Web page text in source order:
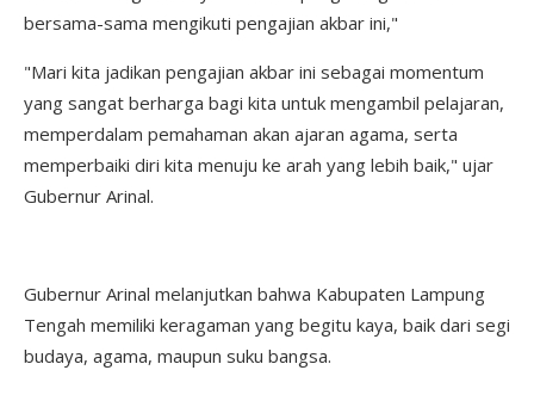
bersama-sama mengikuti pengajian akbar ini,"
"Mari kita jadikan pengajian akbar ini sebagai momentum
yang sangat berharga bagi kita untuk mengambil pelajaran,
memperdalam pemahaman akan ajaran agama, serta
memperbaiki diri kita menuju ke arah yang lebih baik," ujar
Gubernur Arinal.
Gubernur Arinal melanjutkan bahwa Kabupaten Lampung
Tengah memiliki keragaman yang begitu kaya, baik dari segi
budaya, agama, maupun suku bangsa.